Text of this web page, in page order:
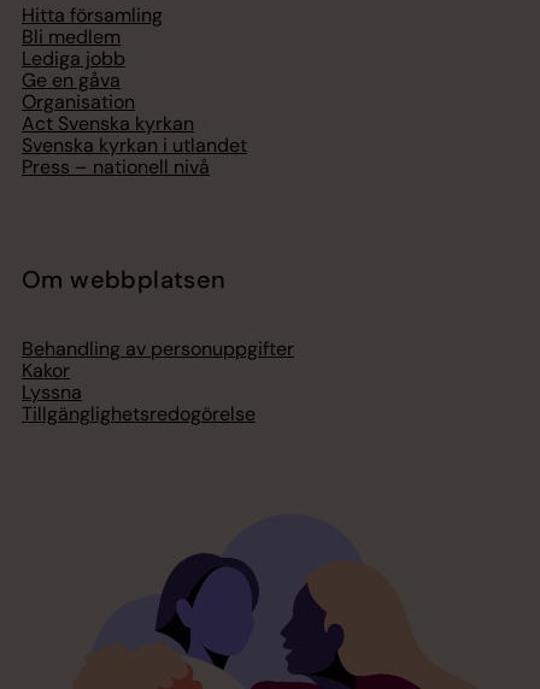
Hitta församling
Bli medlem
Lediga jobb
Ge en gåva
Organisation
Act Svenska kyrkan
Svenska kyrkan i utlandet
Press – nationell nivå
Om webbplatsen
Behandling av personuppgifter
Kakor
Lyssna
Tillgänglighetsredogörelse